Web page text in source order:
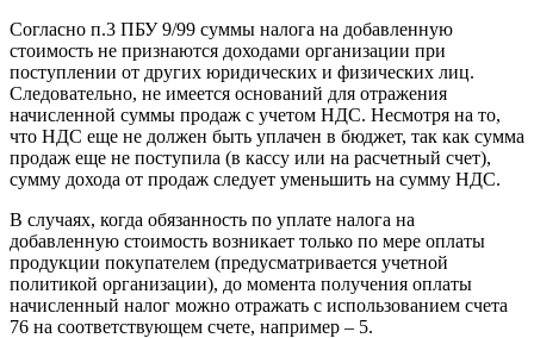
Согласно п.3 ПБУ 9/99 суммы налога на добавленную
стоимость не признаются доходами организации при
поступлении от других юридических и физических лиц.
Следовательно, не имеется оснований для отражения
начисленной суммы продаж с учетом НДС. Несмотря на то,
что НДС еще не должен быть уплачен в бюджет, так как сумма
продаж еще не поступила (в кассу или на расчетный счет),
сумму дохода от продаж следует уменьшить на сумму НДС.
В случаях, когда обязанность по уплате налога на
добавленную стоимость возникает только по мере оплаты
продукции покупателем (предусматривается учетной
политикой организации), до момента получения оплаты
начисленный налог можно отражать с использованием счета
76 на соответствующем счете, например – 5.